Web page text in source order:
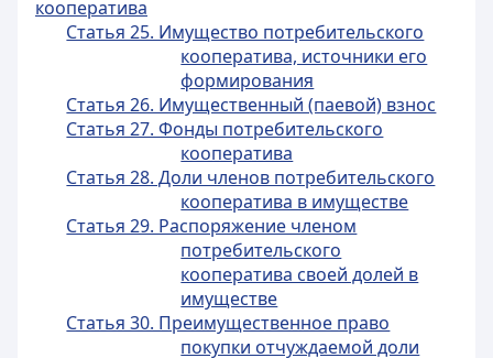
кооператива
Статья 25. Имущество потребительского
кооператива, источники его
формирования
Статья 26. Имущественный (паевой) взнос
Статья 27. Фонды потребительского
кооператива
Статья 28. Доли членов потребительского
кооператива в имуществе
Статья 29. Распоряжение членом
потребительского
кооператива своей долей в
имуществе
Статья 30. Преимущественное право
покупки отчуждаемой доли